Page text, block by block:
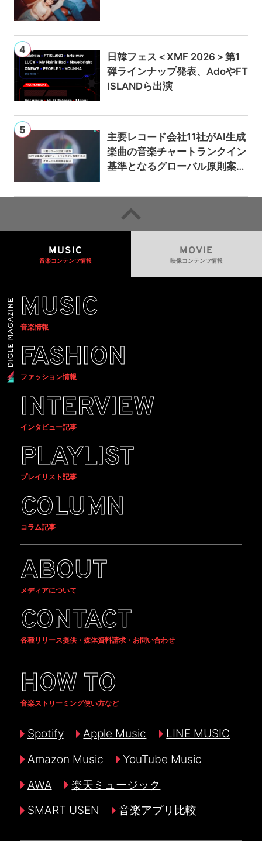
日韓フェス＜XMF 2026＞第1
弾ラインナップ発表、AdoやFT
ISLANDら出演
主要レコード会社11社がAI生成
楽曲の音楽チャートランクイン
基準となるグローバル原則案を
るための統一的な枠組みを提案
MUSIC
音楽コンテンツ情報
MOVIE
映像コンテンツ情報
MUSIC
音楽情報
FASHION
ファッション情報
INTERVIEW
インタビュー記事
PLAYLIST
プレイリスト記事
COLUMN
コラム記事
ABOUT
メディアについて
CONTACT
各種リリース提供・媒体資料請求・お問い合わせ
HOW TO
音楽ストリーミング使い方など
Spotify Apple Music
LINE MUSIC
Amazon Music
YouTube Music
AWA
楽天ミュージック
SMART USEN
音楽アプリ比較